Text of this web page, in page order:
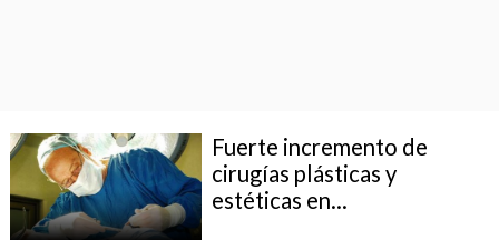
Fuerte incremento de
cirugías plásticas y
estéticas en...